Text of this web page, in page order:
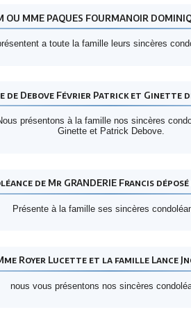
MME PAQUES FOURMANOIR
a toute la famille leurs sincères
de Debove Février Patrick et Ginette
présentons à la famille nos sincères
Ginette et Patrick Debove.
de Mr GRANDERIE Francis
Présente à la famille ses sincères
Royer Lucette et la famille Lance
nous vous présentons nos sincères